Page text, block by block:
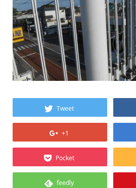
Tweet
+1
Pocket
feedly